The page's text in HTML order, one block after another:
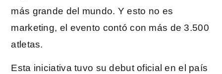
más grande del mundo. Y esto no es
marketing, el evento contó con más de 3.500
atletas.
Esta iniciativa tuvo su debut oficial en el país